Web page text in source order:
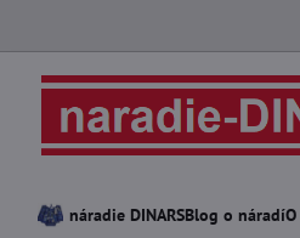
náradie DINARSBlog o náradí